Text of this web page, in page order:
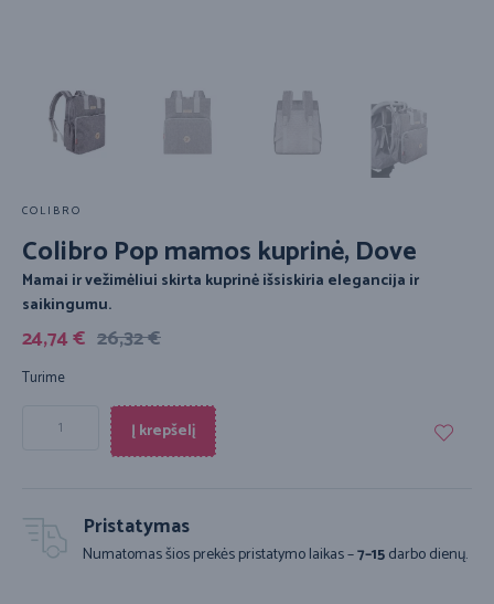
COLIBRO
Colibro Pop mamos kuprinė, Dove
Mamai ir vežimėliui skirta kuprinė išsiskiria elegancija ir
saikingumu.
26,32€
24,74€
Turime
Į krepšelį
Pristatymas
Numatomas šios prekės pristatymo laikas –7–15darbo dienų.